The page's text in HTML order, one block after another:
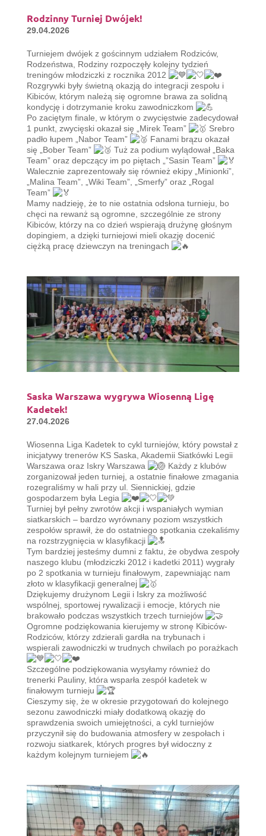
Rodzinny Turniej Dwójek!
29.04.2026
Turniejem dwójek z gościnnym udziałem Rodziców,
Rodzeństwa, Rodziny rozpoczęły kolejny tydzień
treningów młodziczki z rocznika 2012
Rozgrywki były świetną okazją do integracji zespołu i
Kibiców, którym należą się ogromne brawa za solidną
kondycję i dotrzymanie kroku zawodniczkom
Po zaciętym finale, w którym o zwycięstwie zadecydował
1 punkt, zwycięski okazał się „Mirek Team”
Srebro
padło łupem „Nabor Team”
Fanami brązu okazał
się „Bober Team”
Tuż za podium wylądował „Baka
Team” oraz depczący im po piętach „”Sasin Team”
Walecznie zaprezentowały się również ekipy „Minionki”,
„Malina Team”, „Wiki Team”, „Smerfy” oraz „Rogal
Team”
Mamy nadzieję, że to nie ostatnia odsłona turnieju, bo
chęci na rewanż są ogromne, szczególnie ze strony
Kibiców, którzy na co dzień wspierają drużynę głośnym
dopingiem, a dzięki turniejowi mieli okazję docenić
ciężką pracę dziewczyn na treningach
Saska Warszawa wygrywa Wiosenną Ligę
Kadetek!
27.04.2026
Wiosenna Liga Kadetek to cykl turniejów, który powstał z
inicjatywy trenerów KS Saska, Akademii Siatkówki Legii
Warszawa oraz Iskry Warszawa
Każdy z klubów
zorganizował jeden turniej, a ostatnie finałowe zmagania
rozegraliśmy w hali przy ul. Siennickiej, gdzie
gospodarzem była Legia
Turniej był pełny zwrotów akcji i wspaniałych wymian
siatkarskich – bardzo wyrównany poziom wszystkich
zespołów sprawił, że do ostatniego spotkania czekaliśmy
na rozstrzygnięcia w klasyfikacji
Tym bardziej jesteśmy dumni z faktu, że obydwa zespoły
naszego klubu (młodziczki 2012 i kadetki 2011) wygrały
po 2 spotkania w turnieju finałowym, zapewniając nam
złoto w klasyfikacji generalnej
Dziękujemy drużynom Legii i Iskry za możliwość
wspólnej, sportowej rywalizacji i emocje, których nie
brakowało podczas wszystkich trzech turniejów
Ogromne podziękowania kierujemy w stronę Kibiców-
Rodziców, którzy zdzierali gardła na trybunach i
wspierali zawodniczki w trudnych chwilach po porażkach
Szczególne podziękowania wysyłamy również do
trenerki Pauliny, która wsparła zespół kadetek w
finałowym turnieju
Cieszymy się, że w okresie przygotowań do kolejnego
sezonu zawodniczki miały dodatkową okazję do
sprawdzenia swoich umiejętności, a cykl turniejów
przyczynił się do budowania atmosfery w zespołach i
rozwoju siatkarek, których progres był widoczny z
każdym kolejnym turniejem